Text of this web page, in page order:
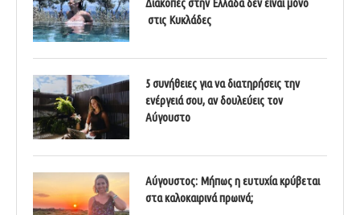
Διακοπές στην Ελλάδα δεν είναι μόνο
στις Κυκλάδες
5 συνήθειες για να διατηρήσεις την
ενέργειά σου, αν δουλεύεις τον
Αύγουστο
Αύγουστος: Μήπως η ευτυχία κρύβεται
στα καλοκαιρινά πρωινά;